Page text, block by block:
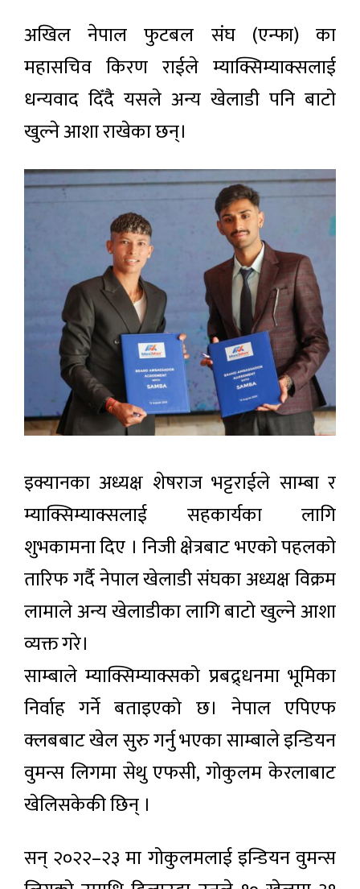
अखिल नेपाल फुटबल संघ (एन्फा) का
महासचिव किरण राईले म्याक्सिम्याक्सलाई
धन्यवाद दिँदै यसले अन्य खेलाडी पनि बाटो
खुल्ने आशा राखेका छन्।
इक्यानका अध्यक्ष शेषराज भट्टराईले साम्बा र
म्याक्सिम्याक्सलाई सहकार्यका लागि
शुभकामना दिए । निजी क्षेत्रबाट भएको पहलको
तारिफ गर्दै नेपाल खेलाडी संघका अध्यक्ष विक्रम
लामाले अन्य खेलाडीका लागि बाटो खुल्ने आशा
व्यक्त गरे।
साम्बाले म्याक्सिम्याक्सको प्रबद्र्धनमा भूमिका
निर्वाह गर्ने बताइएको छ। नेपाल एपिएफ
क्लबबाट खेल सुरु गर्नु भएका साम्बाले इन्डियन
वुमन्स लिगमा सेथु एफसी, गोकुलम केरलाबाट
खेलिसकेकी छिन् ।
सन् २०२२–२३ मा गोकुलमलाई इन्डियन वुमन्स